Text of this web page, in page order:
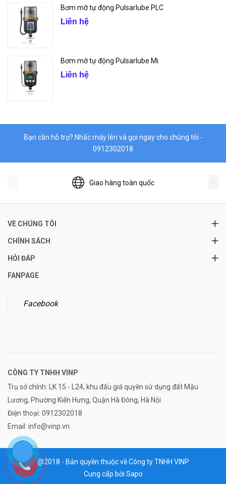
Bơm mỡ tự động Pulsarlube PLC
Liên hệ
Bơm mỡ tự động Pulsarlube Mi
Liên hệ
Bạn cần hỗ trợ? Nhấc máy lên và gọi ngay cho chúng tôi -
0912302018
Giao hàng toàn quốc
VỀ CHÚNG TÔI
CHÍNH SÁCH
HỎI ĐÁP
FANPAGE
Facebook
CÔNG TY TNHH VINP
Trụ sở chính: LK 15 - L24, khu đấu giá quyền sử dụng đất Mậu
Lương, Phường Kiến Hưng, Quận Hà Đông, Hà Nội
Điện thoại: 0912302018
Email: info@vinp.vn
@2018 - Bản quyền thuộc về Công ty TNHH VINP
Cung cấp bởi Sapo